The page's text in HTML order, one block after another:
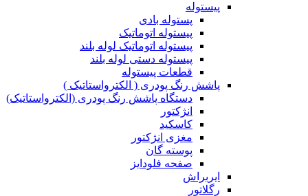
پیستوله
پستوله بادی
پیستوله اتوماتیک
پیستوله اتوماتیک لوله بلند
پیستوله دستی لوله بلند
قطعات پیستوله
پاشش رنگ پودری ( الکترواستاتیک )
دستگاه پاشش رنگ پودری (الکترواستاتیک)
انژکتور
کاسکید
مغزی انژکتور
پوسته گان
صفحه فلودایز
ایربراش
رگلاتور